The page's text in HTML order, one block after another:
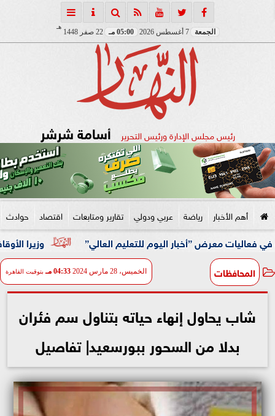
الجمعة 7 أغسطس 2026 05:00 مـ 22 صفر 1448
هـ
رئيس مجلس الإدارة ورئيس التحرير أسامة شرشر
أهم الأخبار رياضة عربي ودولي تقارير ومتابعات اقتصاد حوادث
وزيرا الأوقاف ”أخبار اليوم للتعليم العالي”
المحافظات الخميس، 28 مارس 2024 04:33 مـ بتوقيت القاهرة
شاب يحاول إنهاء حياته بتناول سم فئران
بدلا من السحور ببورسعيد| تفاصيل